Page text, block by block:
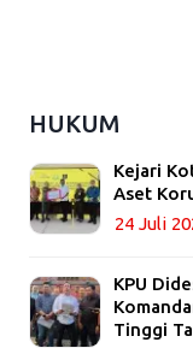
HUKUM
Kejari
Aset
24 Juli
KPU
Tinggi